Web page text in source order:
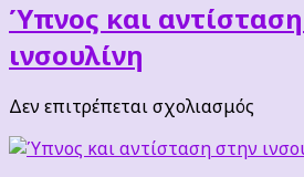
Ύπνος και
ινσουλίνη
Δεν επιτρέπεται σχολιασμός
και